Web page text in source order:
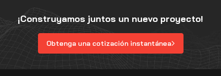
¡Construyamos juntos un nuevo proyecto!
Obtenga una cotización instantánea